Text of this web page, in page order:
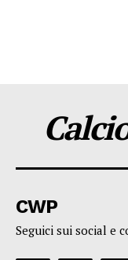
CWP
Seguici sui social e